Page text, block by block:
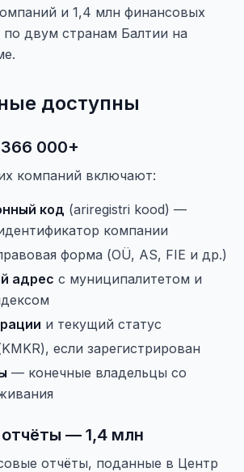
и 1,4 млн финансовых
двум странам Балтии на
доступны
000+
компаний включают:
код (ariregistri kood) —
компании
форма (OÜ, AS, FIE и др.)
адрес с муниципалитетом и
и текущий статус
если зарегистрирован
— конечные владельцы со
— 1,4 млн
отчёты, поданные в Центр